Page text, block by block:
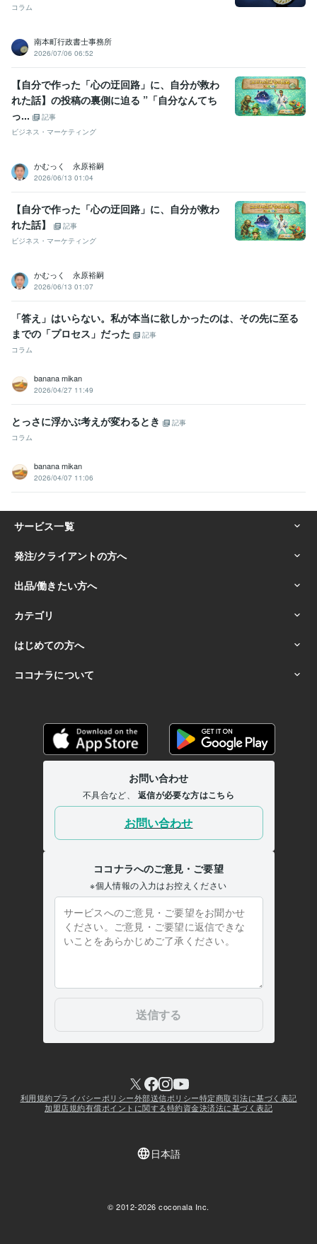
コラム
南本町行政書士事務所
2026/07/06 06:52
【自分で作った「心の迂回路」に、自分が救わ
れた話】の投稿の裏側に迫る ”「自分なんてち
っ...
記事
ビジネス・マーケティング
かむっく 永原裕嗣
2026/06/13 01:04
【自分で作った「心の迂回路」に、自分が救わ
れた話】
記事
ビジネス・マーケティング
かむっく 永原裕嗣
2026/06/13 01:07
「答え」はいらない。私が本当に欲しかったのは、その先に至る
までの「プロセス」だった
記事
コラム
banana mikan
2026/04/27 11:49
とっさに浮かぶ考えが変わるとき
記事
コラム
banana mikan
2026/04/07 11:06